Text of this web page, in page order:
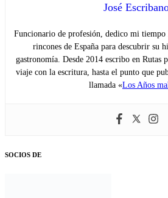
José
Funcionario de profesión, dedico mi
rincones de España para descubrir su
gastronomía. Desde 2014 escribo en Rutas
viaje con la escritura, hasta el punto que
llamada «Los Años
SOCIOS DE